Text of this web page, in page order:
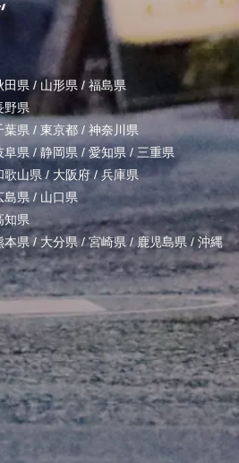
田県 / 山形県/ 福島県
野県
葉県 / 東京都 / 神奈川県
阜県 / 静岡県 / 愛知県 / 三重県
歌山県/ 大阪府 /兵庫県
島県 / 山口県
知県
本県/ 大分県/宮崎県 /鹿児島県 / 沖縄